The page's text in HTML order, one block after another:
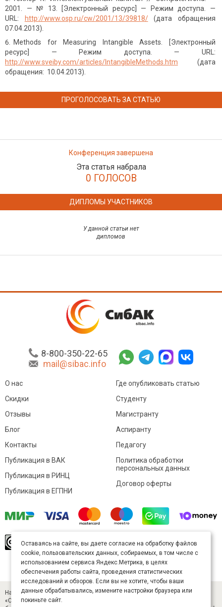
2001. — № 13. [Электронный ресурс] — Режим доступа. —
URL:
http://www.osp.ru/cw/2001/13/39818/(дата обращения
07.04.2013).
Methods for Measuring Intangible Assets. [Электронный
ресурс] — Режим доступа. — URL:
http://www.sveiby.com/articles/IntangibleMethods.htm (дата
обращения: 10.04.2013).
ПРОГОЛОСОВАТЬ ЗА СТАТЬЮ
Конференция завершена
Эта статья набрала
0 ГОЛОСОВ
ДИПЛОМЫ УЧАСТНИКОВ
У данной статьи нет
дипломов
8-800-350-22-65
mail@sibac.info
О нас
Скидки
Отзывы
Блог
Контакты
Где опубликовать статью
Студенту
Магистранту
Аспиранту
Педагогу
Публикация в ВАК
Публикация в РИНЦ
Публикация в ЕГПНИ
Политика обработки
персональных данных
Договор оферты
произведение доступно полицензии Creative
Commons «Attribution» («Атрибуция») 4.0
Непортированная.
Карта сайта
Научный журнал «Студенческий» (ISSN 2541-9412). Издатель — ООО
«СибАК» (ИНН 5402054157). Размещается в Научной электронной
Оставаясь на сайте, вы даете согласие на обработку файлов
cookie, пользовательских данных, собираемых, в том числе с
использованием сервиса Яндекс.Метрика, в целях
обеспечения работы сайта, проведения статистических
исследований и обзоров. Если вы не хотите, чтобы ваши
данные обрабатывались, измените настройки браузера или
покиньте сайт.